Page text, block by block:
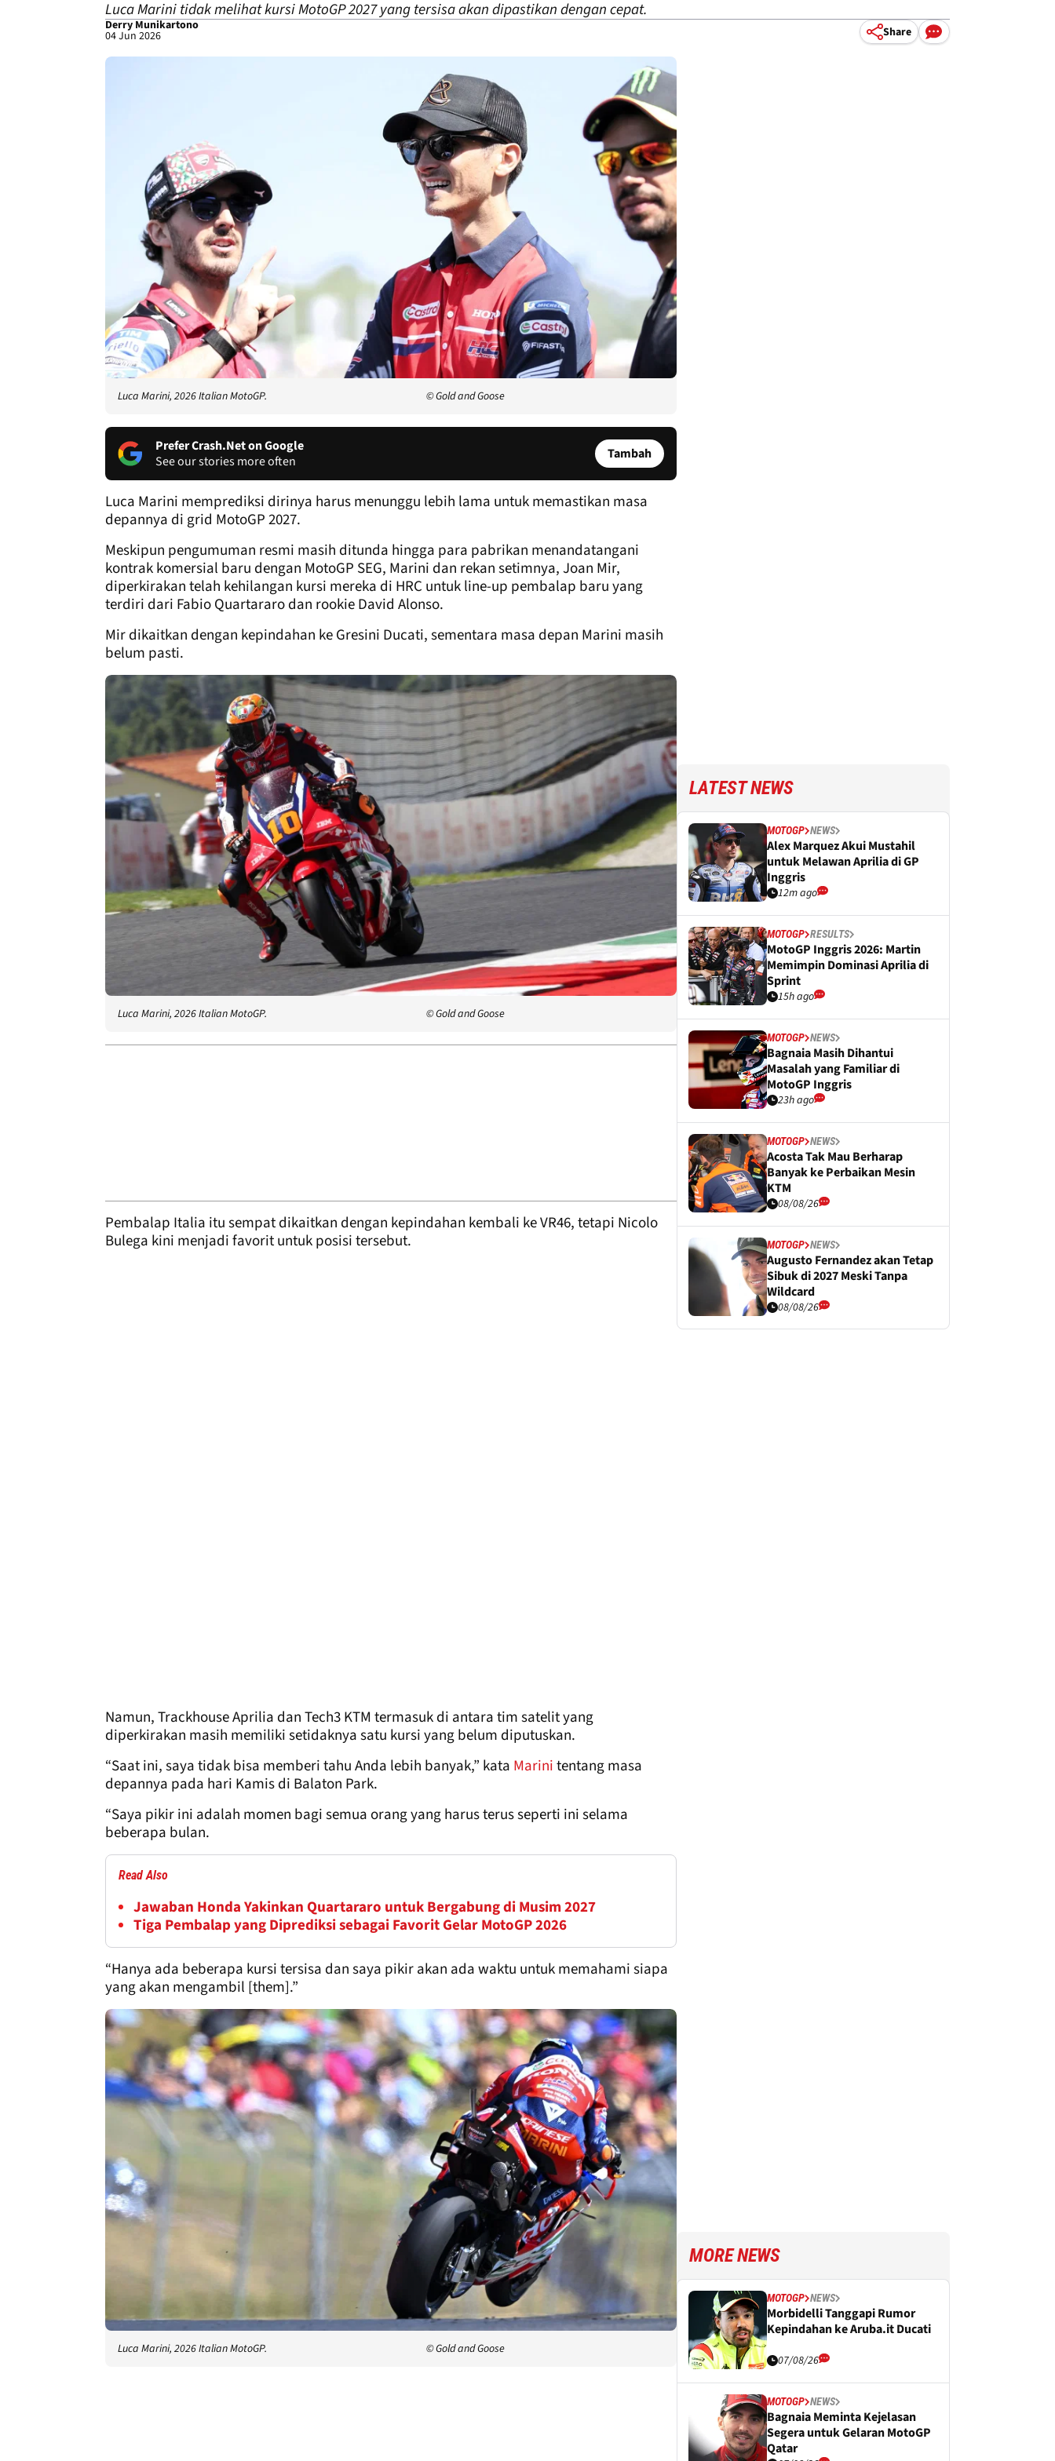
Luca Marini tidak melihat kursi MotoGP 2027 yang tersisa akan dipastikan dengan cepat.
Derry Munikartono
04 Jun 2026 Share
Luca Marini, 2026 Italian MotoGP. © Gold and Goose
Prefer Crash.Net on Google
See our stories more often
Tambah
Luca Marini memprediksi dirinya harus menunggu lebih lama untuk memastikan masa
depannya di grid MotoGP 2027.
Meskipun pengumuman resmi masih ditunda hingga para pabrikan menandatangani
kontrak komersial baru dengan MotoGP SEG, Marini dan rekan setimnya, Joan Mir,
diperkirakan telah kehilangan kursi mereka di HRC untuk line-up pembalap baru yang
terdiri dari Fabio Quartararo dan rookie David Alonso.
Mir dikaitkan dengan kepindahan ke Gresini Ducati, sementara masa depan Marini masih
belum pasti.
Luca Marini, 2026 Italian MotoGP. © Gold and Goose
Pembalap Italia itu sempat dikaitkan dengan kepindahan kembali ke VR46, tetapi Nicolo
Bulega kini menjadi favorit untuk posisi tersebut.
Namun, Trackhouse Aprilia dan Tech3 KTM termasuk di antara tim satelit yang
diperkirakan masih memiliki setidaknya satu kursi yang belum diputuskan.
“Saat ini, saya tidak bisa memberi tahu Anda lebih banyak,” kata Marinitentang masa
depannya pada hari Kamis di Balaton Park.
“Saya pikir ini adalah momen bagi semua orang yang harus terus seperti ini selama
beberapa bulan.
Read Also
Jawaban Honda Yakinkan Quartararo untuk Bergabung di Musim 2027
Tiga Pembalap yang Diprediksi sebagai Favorit Gelar MotoGP 2026
“Hanya ada beberapa kursi tersisa dan saya pikir akan ada waktu untuk memahami siapa
yang akan mengambil [them].”
Luca Marini, 2026 Italian MotoGP. © Gold and Goose
LATEST NEWS
MOTOGP NEWS
Alex Marquez Akui Mustahil
untuk Melawan Aprilia di GP
Inggris
12m ago
MOTOGP RESULTS
MotoGP Inggris 2026: Martin
Memimpin Dominasi Aprilia di
Sprint
15h ago
MOTOGP NEWS
Bagnaia Masih Dihantui
Masalah yang Familiar di
MotoGP Inggris
23h ago
MOTOGP NEWS
Acosta Tak Mau Berharap
Banyak ke Perbaikan Mesin
KTM
08/08/26
MOTOGP NEWS
Augusto Fernandez akan Tetap
Sibuk di 2027 Meski Tanpa
Wildcard
08/08/26
MORE NEWS
MOTOGP NEWS
Morbidelli Tanggapi Rumor
Kepindahan ke Aruba.it Ducati
07/08/26
MOTOGP NEWS
Bagnaia Meminta Kejelasan
Segera untuk Gelaran MotoGP
Qatar